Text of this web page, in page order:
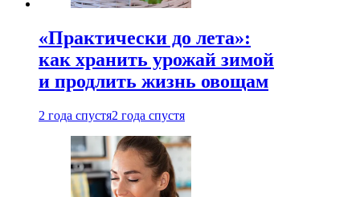
«Практически до лета»:
как хранить урожай зимой
и продлить жизнь овощам
2 года спустя2 года спустя